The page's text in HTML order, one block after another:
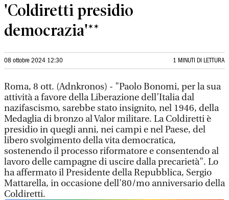
'Coldiretti presidio
democrazia'**
08 ottobre 2024 12:30 1 MINUTI DI LETTURA
Roma, 8 ott. (Adnkronos) - "Paolo Bonomi, per la sua
attività a favore della Liberazione dell’Italia dal
nazifascismo, sarebbe stato insignito, nel 1946, della
Medaglia di bronzo al Valor militare. La Coldiretti è
presidio in quegli anni, nei campi e nel Paese, del
libero svolgimento della vita democratica,
sostenendo il processo riformatore e consentendo al
lavoro delle campagne di uscire dalla precarietà". Lo
ha affermato il Presidente della Repubblica, Sergio
Mattarella, in occasione dell'80/mo anniversario della
Coldiretti.